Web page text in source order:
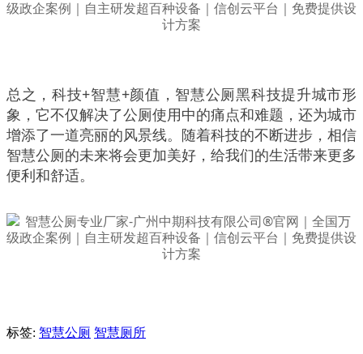
总之，科技+智慧+颜值，智慧公厕黑科技提升城市形
象，它不仅解决了公厕使用中的痛点和难题，还为城市
增添了一道亮丽的风景线。随着科技的不断进步，相信
智慧公厕的未来将会更加美好，给我们的生活带来更多
便利和舒适。
标签: 智慧公厕 智慧厕所